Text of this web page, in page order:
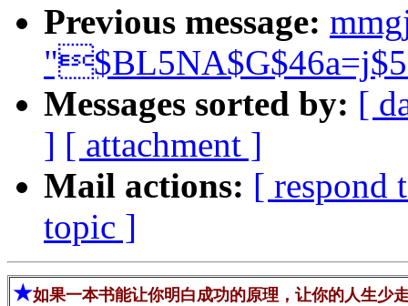
Previous message:
Messages sorted by: [
] [ attachment ]
Mail actions: [ respond
topic ]
★如果一本书能让你明白成功的原理，让你的人生少